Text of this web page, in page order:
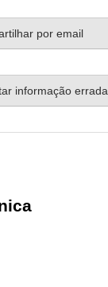
por email
informação errada